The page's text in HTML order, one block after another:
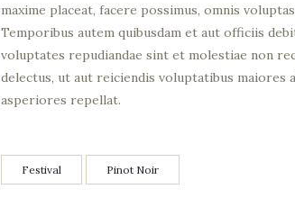
maxime placeat, facere possimus, omnis
Temporibus autem quibusdam et aut officiis
voluptates repudiandae sint et molestiae non
delectus, ut aut reiciendis voluptatibus maiores
asperiores repellat.
Festival Pinot Noir